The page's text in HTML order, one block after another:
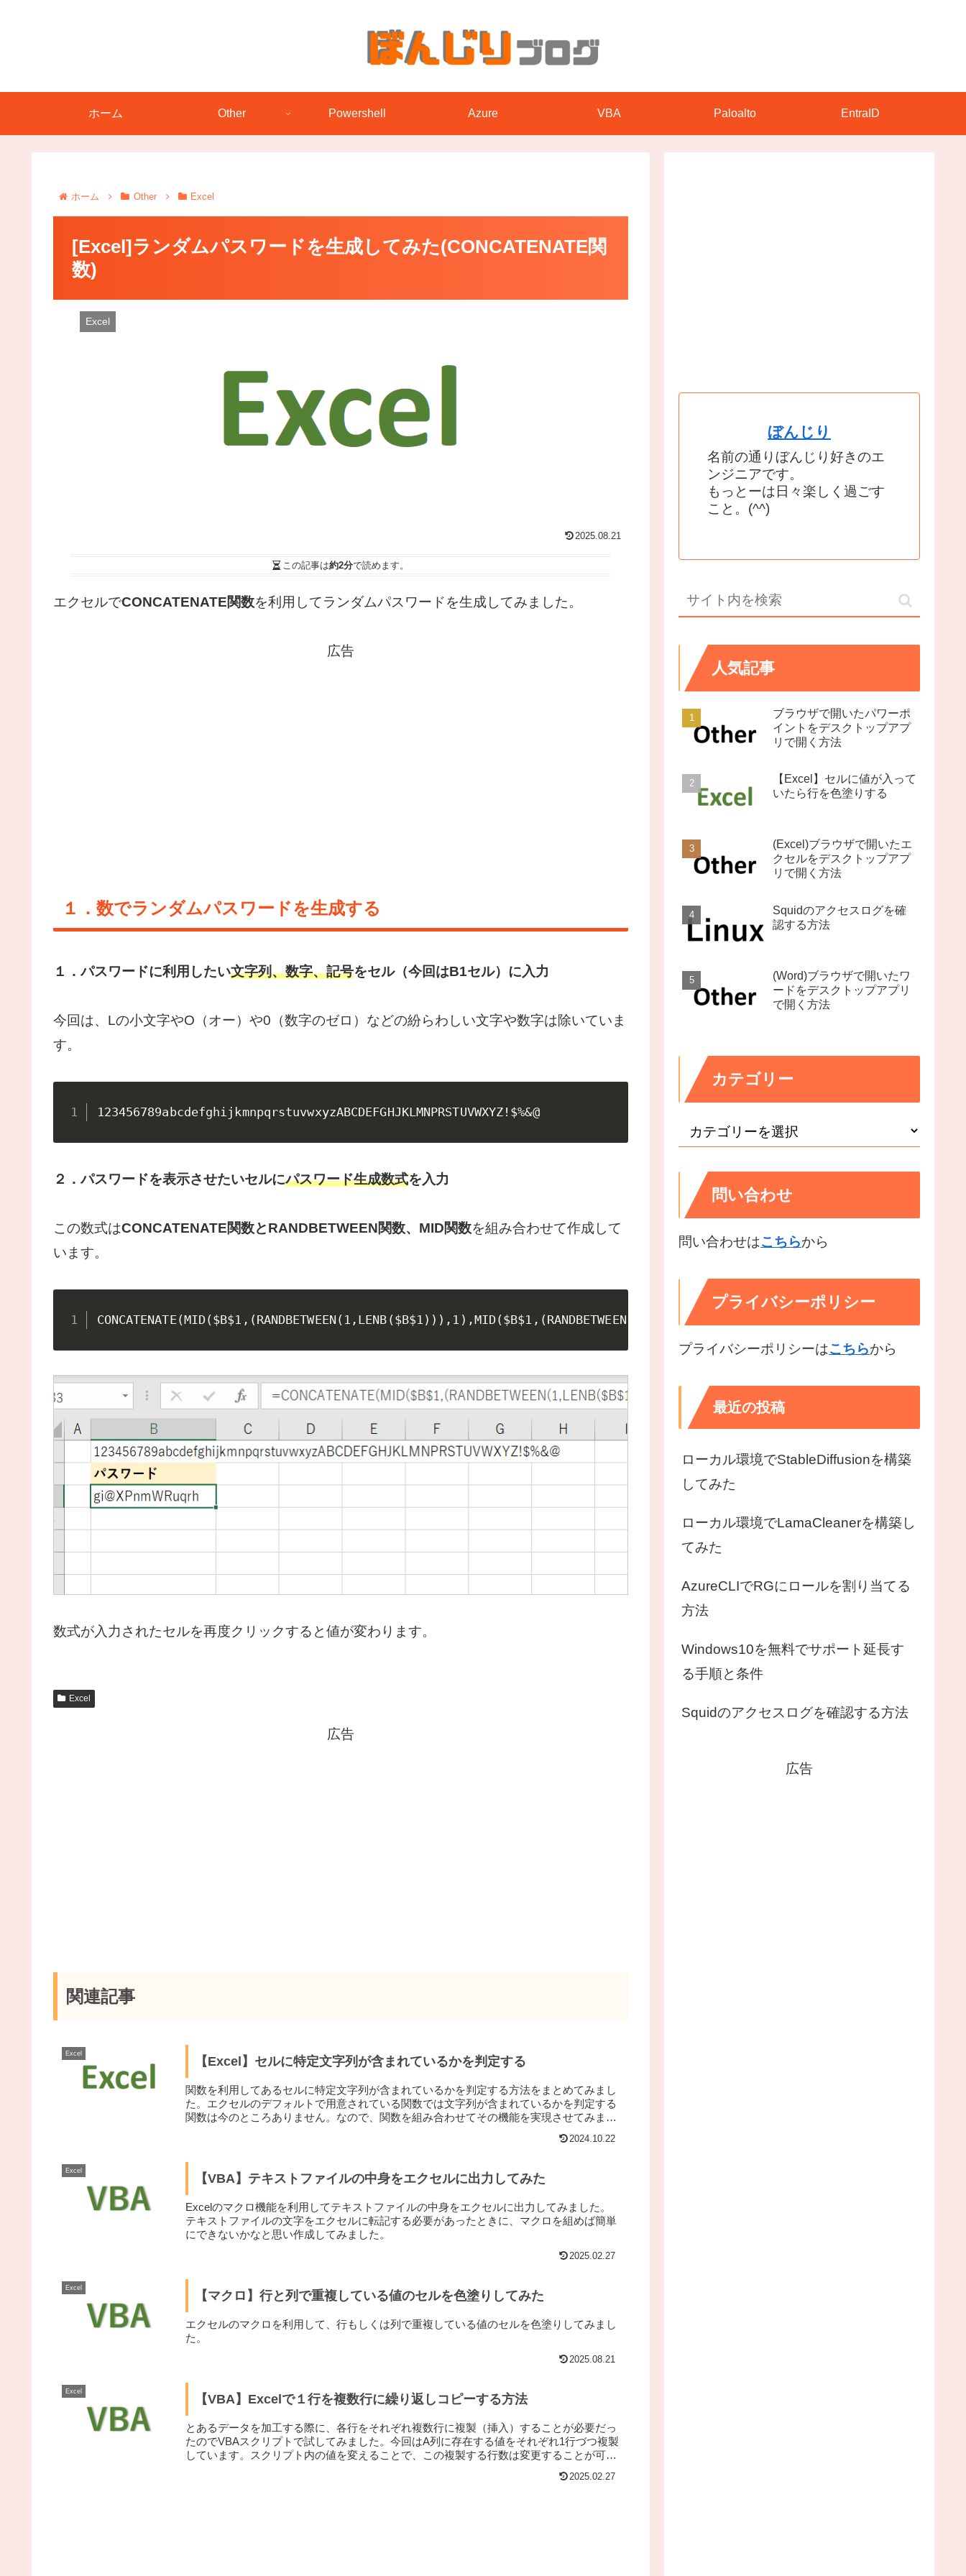
ホーム Other Powershell Azure VBA Paloalto EntraID
ホーム Other Excel
[Excel]ランダムパスワードを生成してみた(CONCATENATE関
数)
Excel
2025.08.21
この記事は約2分で読めます。
エクセルでCONCATENATE関数を利用してランダムパスワードを生成してみました。
広告
１．数でランダムパスワードを生成する
１．パスワードに利用したい文字列、数字、記号をセル（今回はB1セル）に入力
今回は、Lの小文字やO（オー）や0（数字のゼロ）などの紛らわしい文字や数字は除いていま
す。
123456789abcdefghijkmnpqrstuvwxyzABCDEFGHJKLMNPRSTUVWXYZ!$%&@
２．パスワードを表示させたいセルにパスワード生成数式を入力
この数式はCONCATENATE関数とRANDBETWEEN関数、MID関数を組み合わせて作成して
います。
数式が入力されたセルを再度クリックすると値が変わります。
Excel
広告
関連記事
Excel
【Excel】セルに特定文字列が含まれているかを判定する
関数を利用してあるセルに特定文字列が含まれているかを判定する方法をまとめてみまし
た。エクセルのデフォルトで用意されている関数では文字列が含まれているかを判定する
関数は今のところありません。なので、関数を組み合わせてその機能を実現させてみま
2024.10.22
Excel
【VBA】テキストファイルの中身をエクセルに出力してみた
Excelのマクロ機能を利用してテキストファイルの中身をエクセルに出力してみました。
テキストファイルの文字をエクセルに転記する必要があったときに、マクロを組めば簡単
にできないかなと思い作成してみました。
2025.02.27
Excel
【マクロ】行と列で重複している値のセルを色塗りしてみた
エクセルのマクロを利用して、行もしくは列で重複している値のセルを色塗りしてみまし
た。
2025.08.21
Excel
【VBA】Excelで１行を複数行に繰り返しコピーする方法
とあるデータを加工する際に、各行をそれぞれ複数行に複製（挿入）することが必要だっ
たのでVBAスクリプトで試してみました。今回はA列に存在する値をそれぞれ1行づつ複製
しています。スクリプト内の値を変えることで、この複製する行数は変更することが可能
2025.02.27
ぼんじり
名前の通りぼんじり好きのエ
ンジニアです。
もっとーは日々楽しく過ごす
こと。(^^)
人気記事
ブラウザで開いたパワーポ
イントをデスクトップアプ
リで開く方法
【Excel】セルに値が入って
いたら行を色塗りする
(Excel)ブラウザで開いたエ
クセルをデスクトップアプ
リで開く方法
Squidのアクセスログを確
認する方法
(Word)ブラウザで開いたワ
ードをデスクトップアプリ
で開く方法
カテゴリー
問い合わせ
問い合わせはこちらから
プライバシーポリシー
プライバシーポリシーはこちらから
最近の投稿
ローカル環境でStableDiffusionを構築
してみた
ローカル環境でLamaCleanerを構築し
てみた
AzureCLIでRGにロールを割り当てる
方法
Windows10を無料でサポート延長す
る手順と条件
Squidのアクセスログを確認する方法
広告